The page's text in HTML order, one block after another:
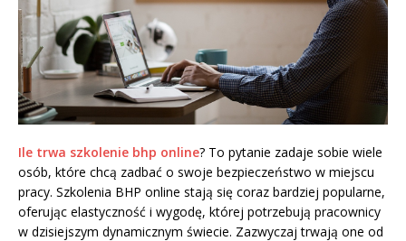
Ile trwa szkolenie bhp online? To pytanie zadaje sobie wiele
osób, które chcą zadbać o swoje bezpieczeństwo w miejscu
pracy. Szkolenia BHP online stają się coraz bardziej popularne,
oferując elastyczność i wygodę, której potrzebują pracownicy
w dzisiejszym dynamicznym świecie. Zazwyczaj trwają one od